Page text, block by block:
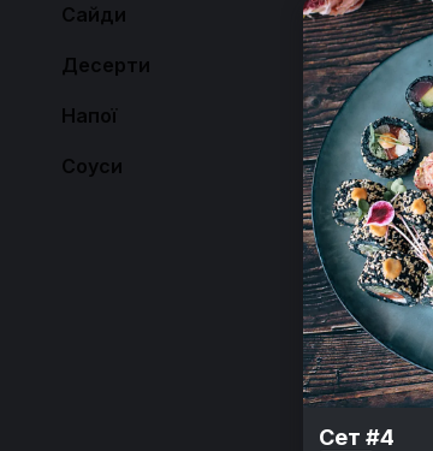
Сайди
Десерти
Напої
Соуси
Сет #4